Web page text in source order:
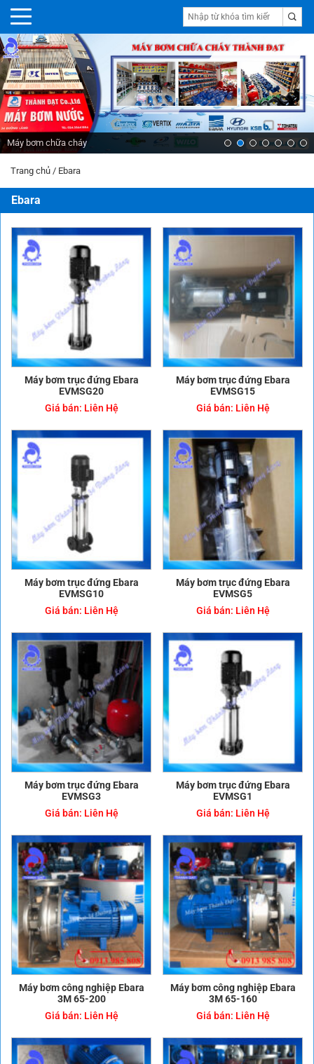
Máy bơm chữa cháy
Trang chủ / Ebara
Ebara
Máy bơm trục đứng Ebara
EVMSG20
Giá bán: Liên Hệ
Máy bơm trục đứng Ebara
EVMSG15
Giá bán: Liên Hệ
Máy bơm trục đứng Ebara
EVMSG10
Giá bán: Liên Hệ
Máy bơm trục đứng Ebara
EVMSG5
Giá bán: Liên Hệ
Máy bơm trục đứng Ebara
EVMSG3
Giá bán: Liên Hệ
Máy bơm trục đứng Ebara
EVMSG1
Giá bán: Liên Hệ
Máy bơm công nghiệp Ebara
3M 65-200
Giá bán: Liên Hệ
Máy bơm công nghiệp Ebara
3M 65-160
Giá bán: Liên Hệ